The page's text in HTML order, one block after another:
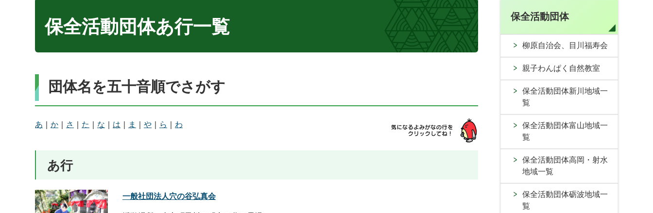
保全活動団体あ行一覧
団体名を五十音順でさがす
あ か さ た な は ま や ら わ
あ行
一般社団法人穴の谷弘真会
保全活動団体
柳原自治会、目川福寿会
親子わんぱく自然教室
保全活動団体新川地域一
覧
保全活動団体富山地域一
覧
保全活動団体高岡・射水
地域一覧
保全活動団体砺波地域一
覧